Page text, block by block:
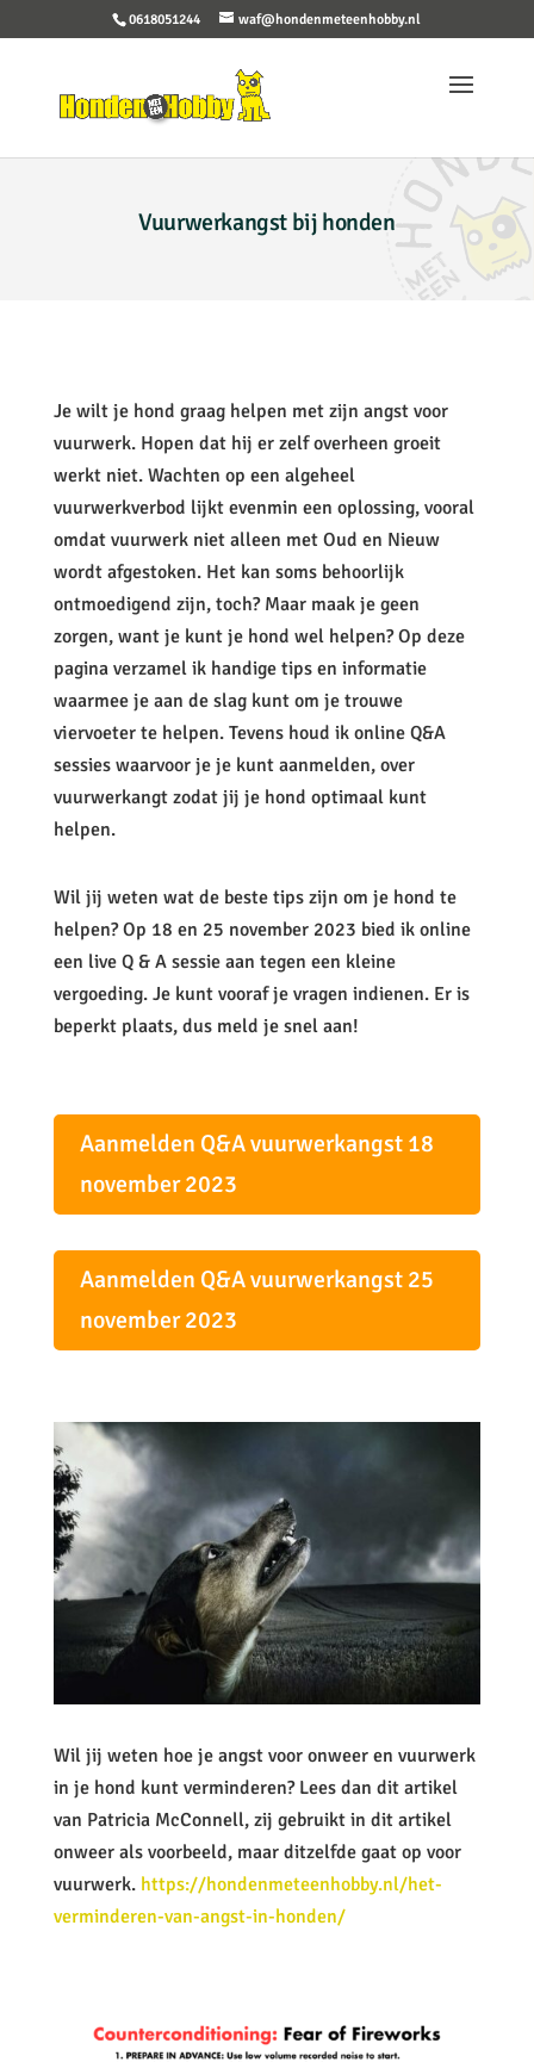
0618051244 waf@hondenmeteenhobby.nl
Vuurwerkangst bij honden
Je wilt je hond graag helpen met zijn angst voor
vuurwerk. Hopen dat hij er zelf overheen groeit
werkt niet. Wachten op een algeheel
vuurwerkverbod lijkt evenmin een oplossing, vooral
omdat vuurwerk niet alleen met Oud en Nieuw
wordt afgestoken. Het kan soms behoorlijk
ontmoedigend zijn, toch? Maar maak je geen
zorgen, want je kunt je hond wel helpen? Op deze
pagina verzamel ik handige tips en informatie
waarmee je aan de slag kunt om je trouwe
viervoeter te helpen. Tevens houd ik online Q&A
sessies waarvoor je je kunt aanmelden, over
vuurwerkangt zodat jij je hond optimaal kunt
helpen.
Wil jij weten wat de beste tips zijn om je hond te
helpen? Op 18 en 25 november 2023 bied ik online
een live Q & A sessie aan tegen een kleine
vergoeding. Je kunt vooraf je vragen indienen. Er is
beperkt plaats, dus meld je snel aan!
Aanmelden Q&A vuurwerkangst 18
november 2023
Aanmelden Q&A vuurwerkangst 25
november 2023
Wil jij weten hoe je angst voor onweer en vuurwerk
in je hond kunt verminderen? Lees dan dit artikel
van Patricia McConnell, zij gebruikt in dit artikel
onweer als voorbeeld, maar ditzelfde gaat op voor
vuurwerk. https://hondenmeteenhobby.nl/het-
verminderen-van-angst-in-honden/